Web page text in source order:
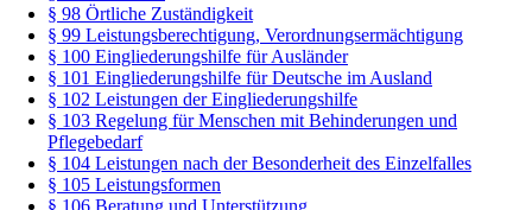
§ 98 Örtliche Zuständigkeit
§ 99 Leistungsberechtigung, Verordnungsermächtigung
§ 100 Eingliederungshilfe für Ausländer
§ 101 Eingliederungshilfe für Deutsche im Ausland
§ 102 Leistungen der Eingliederungshilfe
§ 103 Regelung für Menschen mit Behinderungen und
Pflegebedarf
§ 104 Leistungen nach der Besonderheit des Einzelfalles
§ 105 Leistungsformen
§ 106 Beratung und Unterstützung